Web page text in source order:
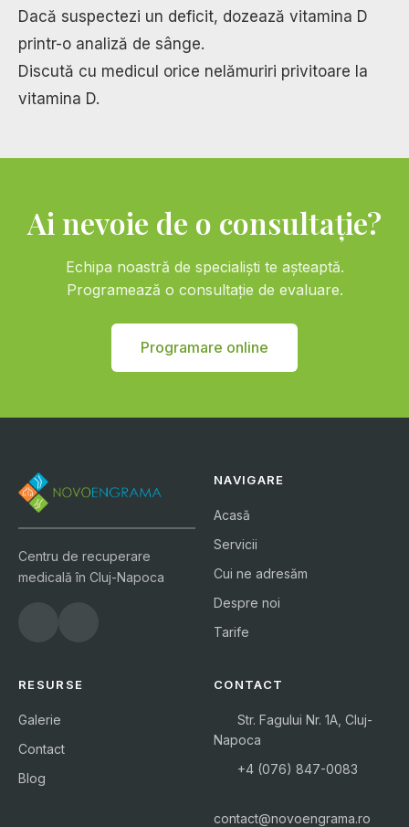
Dacă suspectezi un deficit, dozează vitamina D
printr-o analiză de sânge.
Discută cu medicul orice nelămuriri privitoare la
vitamina D.
Ai nevoie de o consultație?
Echipa noastră de specialiști te așteaptă.
Programează o consultație de evaluare.
Programare online
Centru de recuperare
medicală în Cluj-Napoca
NAVIGARE
Acasă
Servicii
Cui ne adresăm
Despre noi
Tarife
RESURSE
Galerie
Contact
Blog
CONTACT
Str. Fagului Nr. 1A, Cluj-
Napoca
+4 (076) 847-0083
contact@novoengrama.ro